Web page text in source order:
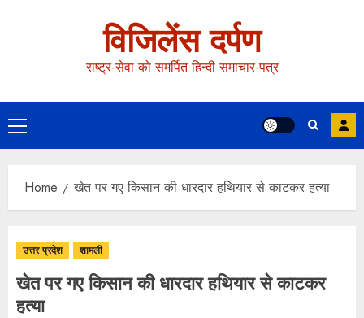
विजिलेंस दर्पण
राष्ट्र-सेवा को समर्पित हिन्दी समाचार-पत्र
Home खेत पर गए किसान की धारदार हथियार से काटकर हत्या
उत्तर प्रदेश शामली
खेत पर गए किसान की धारदार हथियार से काटकर
हत्या